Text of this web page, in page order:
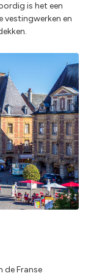
is het een
vestingwerken en
de Franse